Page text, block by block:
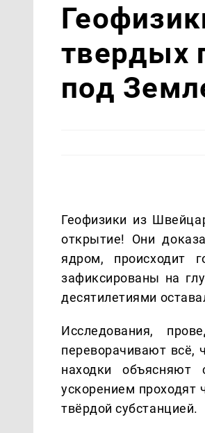
твердых
под
Геофизики из
открытие! Они
ядром, происходит
зафиксированы на
десятилетиями
Исследования,
переворачивают всё,
находки объясняют
ускорением проходят
твёрдой субстанцией.